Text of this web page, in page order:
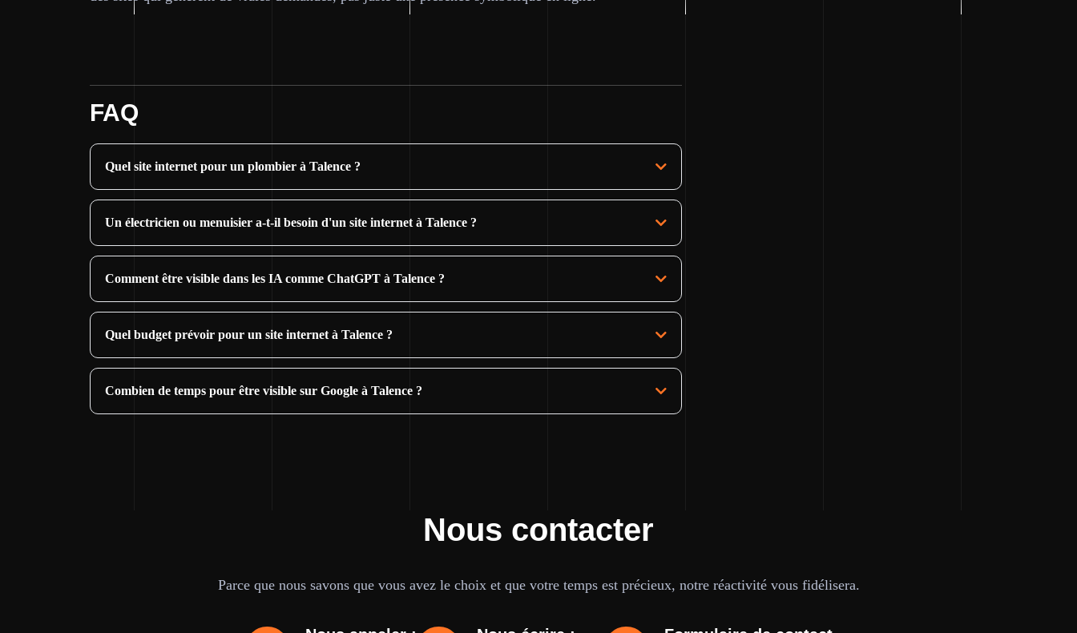
FAQ
Quel site internet pour un plombier à Talence ?
Un électricien ou menuisier a-t-il besoin d'un site internet à Talence ?
Comment être visible dans les IA comme ChatGPT à Talence ?
Quel budget prévoir pour un site internet à Talence ?
Combien de temps pour être visible sur Google à Talence ?
Nous contacter
Parce que nous savons que vous avez le choix et que votre temps est précieux, notre réactivité vous fidélisera.